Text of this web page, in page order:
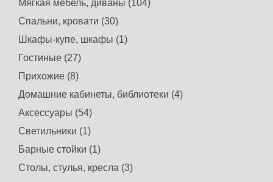
Мягкая мебель, диваны (104)
Спальни, кровати (30)
Шкафы-купе, шкафы (1)
Гостиные (27)
Прихожие (8)
Домашние кабинеты, библиотеки (4)
Аксессуары (54)
Светильники (1)
Барные стойки (1)
Столы, стулья, кресла (3)